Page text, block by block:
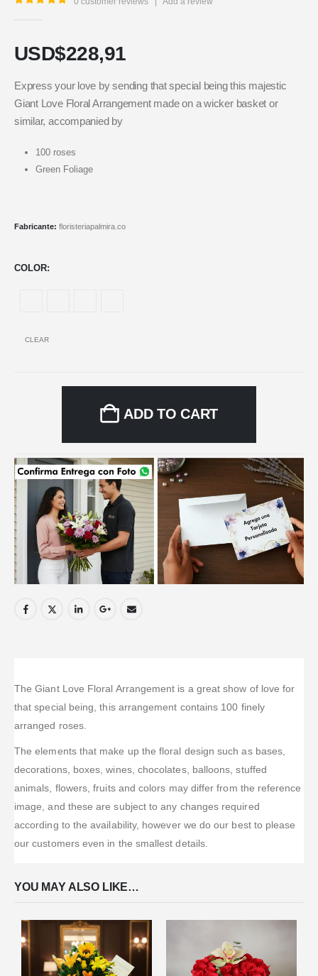
USD$228,91
Express your love by sending that special being this majestic
Giant Love Floral Arrangement made on a wicker basket or
similar, accompanied by
100 roses
Green Foliage
Fabricante: floristeriapalmira.co
COLOR
CLEAR
ADD TO CART
The Giant Love Floral Arrangement is a great show of love for
that special being, this arrangement contains 100 finely
arranged roses.
The elements that make up the floral design such as bases,
decorations, boxes, wines, chocolates, balloons, stuffed
animals, flowers, fruits and colors may differ from the reference
image, and these are subject to any changes required
according to the availability, however we do our best to please
our customers even in the smallest details.
YOU MAY ALSO LIKE…